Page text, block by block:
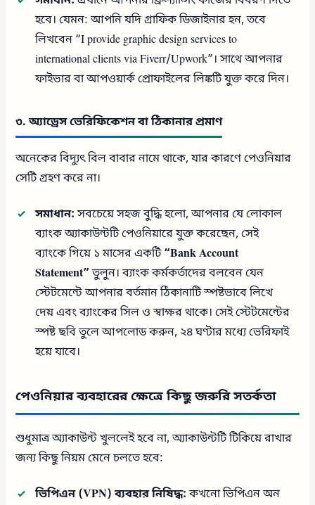
হবে। যেমন: আপনি যদি গ্রাফিক ডিজাইনার হন, তবে
লিখবেন “I provide graphic design services to
international clients via Fiverr/Upwork”। সাথে আপনার
ফাইভার বা আপওয়ার্ক প্রোফাইলের লিঙ্কটি যুক্ত করে দিন।
৩. অ্যাড্রেস ভেরিফিকেশন বা ঠিকানার প্রমাণ
অনেকের বিদ্যুৎ বিল বাবার নামে থাকে, যার কারণে পেওনিয়ার
সেটি গ্রহণ করে না।
সমাধান:সবচেয়ে সহজ বুদ্ধি হলো, আপনার যে লোকাল
ব্যাংক অ্যাকাউন্টটি পেওনিয়ারে যুক্ত করেছেন, সেই
ব্যাংকে গিয়ে ১ মাসের একটি“Bank Account
Statement”তুলুন। ব্যাংক কর্মকর্তাদের বলবেন যেন
স্টেটমেন্টে আপনার বর্তমান ঠিকানাটি স্পষ্টভাবে লিখে
দেয় এবং ব্যাংকের সিল ও স্বাক্ষর থাকে। সেই স্টেটমেন্টের
স্পষ্ট ছবি তুলে আপলোড করুন, ২৪ ঘণ্টার মধ্যে ভেরিফাই
হয়ে যাবে।
পেওনিয়ার ব্যবহারের ক্ষেত্রে কিছু জরুরি সতর্কতা
শুধুমাত্র অ্যাকাউন্ট খুললেই হবে না, অ্যাকাউন্টটি টিকিয়ে রাখার
জন্য কিছু নিয়ম মেনে চলতে হবে:
ভিপিএন (VPN) ব্যবহার নিষিদ্ধ:কখনো ভিপিএন অন